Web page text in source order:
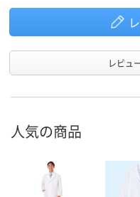
レビュ
人気の商品